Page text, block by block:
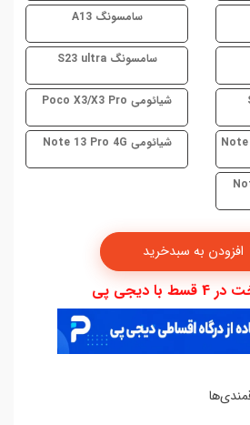
سامسونگ A13
سامسونگ S23 ultra
شیائومی Poco X3/X3 Pro
شیائومی Note 13 Pro 4G
دیجی پی